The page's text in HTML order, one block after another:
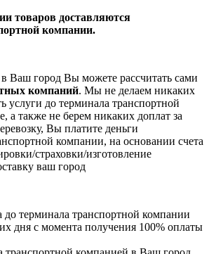
товаров доставляются
компании.
Ваш город Вы можете рассчитать сами
компаний. Мы не делаем никаких
услуги до терминала транспортной
а также не берем никаких доплат за
Вы платите деньги
компании, на основании счета
страховки/изготовление
ваш город
до терминала транспортной компании
дня с момента получения 100% оплаты